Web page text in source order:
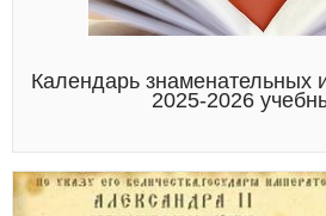
Календарь знаменательных
2025-2026